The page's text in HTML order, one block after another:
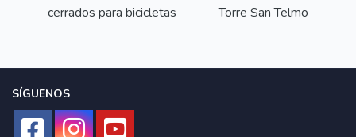
cerrados para bicicletas
Torre San Telmo
SÍGUENOS